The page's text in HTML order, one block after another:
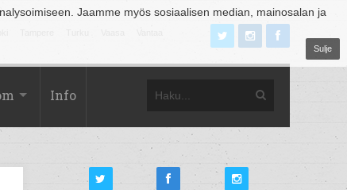
Jaamme myös sosiaalisen median, mainosalan ja
Sulje
Info